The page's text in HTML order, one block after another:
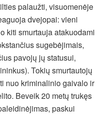
palaužti, visuomenėje
dvejopai: vieni
kiti smurtauja atakuodami
sugebėjimais,
pavojų jų statusui,
Tokių smurtautojų
nuo kriminalinio gaivalo ir
Beveik 20 metų trukęs
paskui